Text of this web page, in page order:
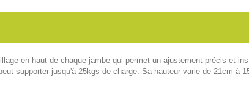
en haut de chaque jambe qui permet un ajustement précis et
supporter jusqu'à 25kgs de charge. Sa hauteur varie de 21cm à